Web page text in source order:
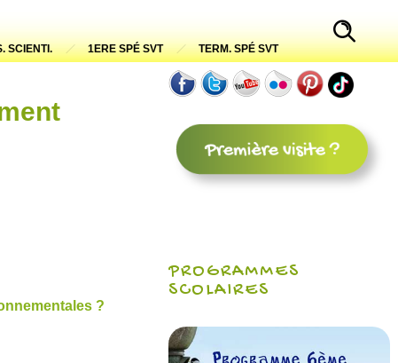
SCIENTI. 1ERE SPÉ SVT
TERM. SPÉ SVT
?
PROGRAMMES
SCOLAIRES